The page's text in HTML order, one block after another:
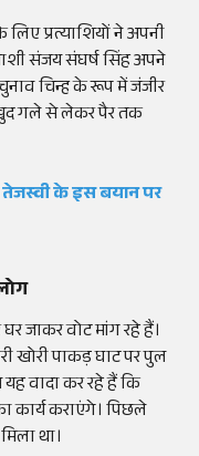
प्रत्याशियों ने अपनी
संजय संघर्ष सिंह अपने
चिन्ह के रूप में जंजीर
खुद गले से लेकर पैर तक
के इस बयान पर
जाकर वोट मांग रहे हैं।
खोरी पाकड़ घाट पर पुल
यह वादा कर रहे हैं कि
कार्य कराएंगे। पिछले
था।